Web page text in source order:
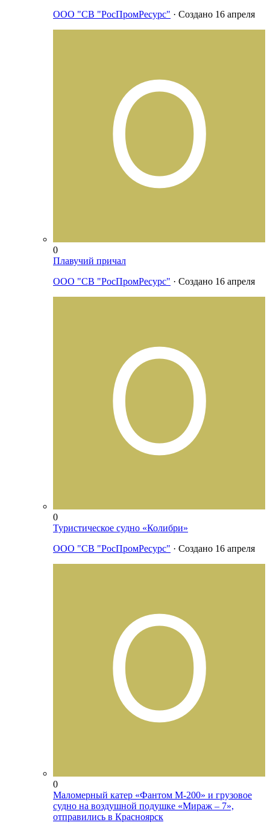
ООО "СВ "РосПромРесурс" · Создано 16 апреля
0
Плавучий причал
ООО "СВ "РосПромРесурс" · Создано 16 апреля
0
Туристическое судно «Колибри»
ООО "СВ "РосПромРесурс" · Создано 16 апреля
0
Маломерный катер «Фантом М-200» и грузовое
судно на воздушной подушке «Мираж – 7»,
отправились в Красноярск